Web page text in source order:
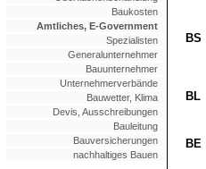
Baukosten
Amtliches, E-Government
Spezialisten
Generalunternehmer
Bauunternehmer
Unternehmerverbände
Bauwetter, Klima
Devis, Ausschreibungen
Bauleitung
Bauversicherungen
nachhaltiges Bauen
BS
BL
BE